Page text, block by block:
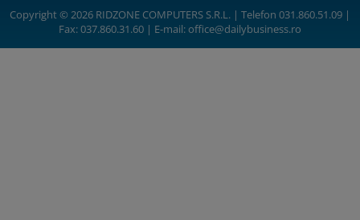
Copyright © 2026 RIDZONE COMPUTERS S.R.L. | Telefon 031.860.51.09 |
Fax: 037.860.31.60 | E-mail:office@dailybusiness.ro